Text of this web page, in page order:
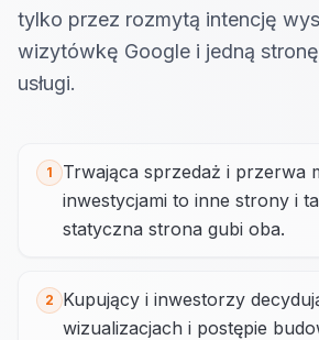
tylko przez rozmytą intencję
wizytówkę Google i jedną
usługi.
1
Trwająca sprzedaż i przerwa
inwestycjami to inne strony i
statyczna strona gubi oba.
2
Kupujący i inwestorzy
wizualizacjach i postępie